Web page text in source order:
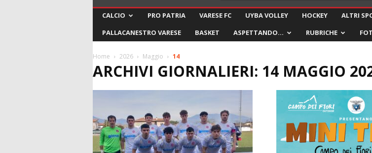
CALCIO PRO PATRIA VARESE FC UYBA VOLLEY HOCKEY ALTRI
PALLACANESTRO VARESE
BASKET ASPETTANDO… RUBRICHE
Home 2026 Maggio 14
ARCHIVI GIORNALIERI: 14 MAGGIO